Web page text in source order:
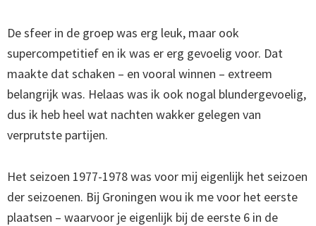
De sfeer in de groep was erg leuk, maar ook
supercompetitief en ik was er erg gevoelig voor. Dat
maakte dat schaken – en vooral winnen – extreem
belangrijk was. Helaas was ik ook nogal blundergevoelig,
dus ik heb heel wat nachten wakker gelegen van
verprutste partijen.
Het seizoen 1977-1978 was voor mij eigenlijk het seizoen
der seizoenen. Bij Groningen wou ik me voor het eerste
plaatsen – waarvoor je eigenlijk bij de eerste 6 in de